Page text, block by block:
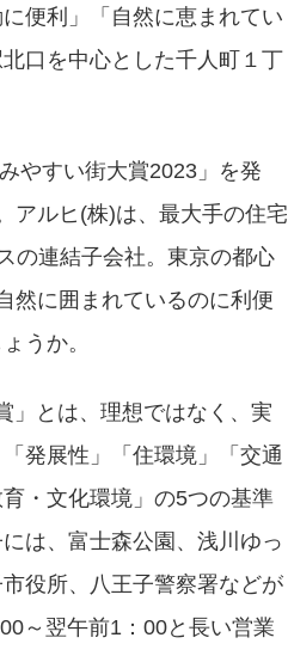
便利」「自然に恵まれてい
口を中心とした千人町１丁
やすい街大賞2023」を発
アルヒ(株)は、最大手の住宅
の連結子会社。東京の都心
然に囲まれているのに利便
うか。
」とは、理想ではなく、実
発展性」「住環境」「交通
・文化環境」の5つの基準
は、富士森公園、浅川ゆっ
役所、八王子警察署などが
～翌午前1：00と長い営業